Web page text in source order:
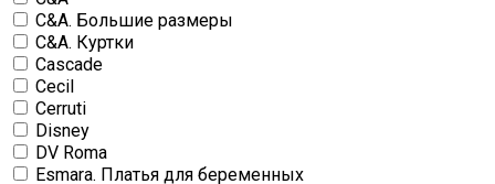
C&A. Большие размеры
C&A. Куртки
Cascade
Cecil
Cerruti
Disney
DV Roma
Esmara. Платья для беременных